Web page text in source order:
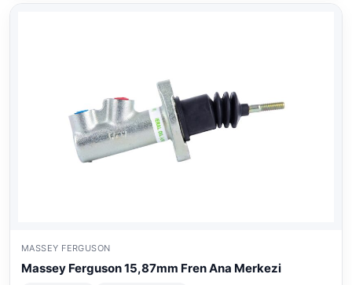
MASSEY FERGUSON
Massey Ferguson 15,87mm Fren Ana Merkezi